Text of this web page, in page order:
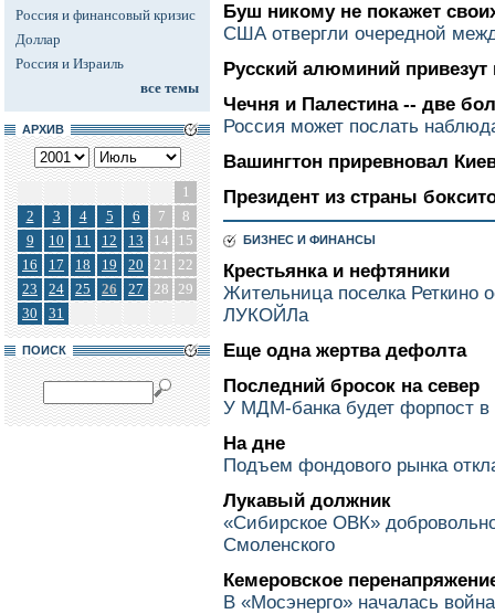
Россия и финансовый кризис
Доллар
Россия и Израиль
все темы
АРХИВ
1
2
3 4 5 6 7
8
9
10 11 12 13 14
15
16
17 18 19 20 21
22
23
24 25 26 27 28 29
30
31
ПОИСК
Буш никому не покажет
США отвергли очередной
Русский алюминий привезут
Чечня и Палестина -- две
Россия может послать
Вашингтон приревновал
Президент из страны
БИЗНЕС И ФИНАНСЫ
Крестьянка и нефтяники
Жительница поселка Реткино
ЛУКОЙЛа
Еще одна жертва дефолта
Последний бросок на север
У МДМ-банка будет форпост в
На дне
Подъем фондового рынка
Лукавый должник
«Сибирское ОВК»
Смоленского
Кемеровское
В «Мосэнерго» началась